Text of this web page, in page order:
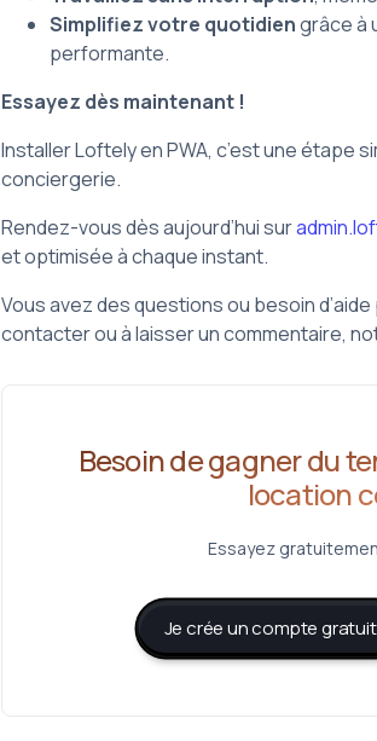
Simplifiez votre quotidiengrâce à
performante.
Essayez dès maintenant !
Installer Loftely en PWA, c’est une étape
conciergerie.
Rendez-vous dès aujourd’hui sur
et optimisée à chaque instant.
Vous avez des questions ou besoin
contacter ou à laisser un commentaire,
Besoin de gagner du
location
Essayez
Je crée un compte gratuit